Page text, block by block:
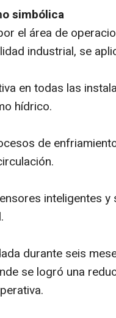
simbólica
el área de
industrial, se
en todas las
hídrico.
de
inteligentes
durante seis
se logró una